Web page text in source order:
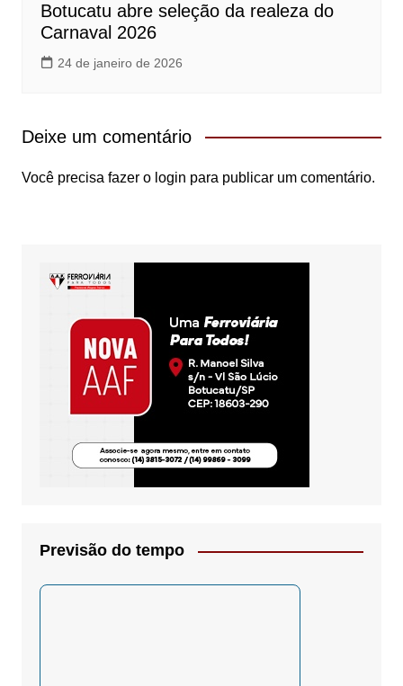
Botucatu abre seleção da realeza do
Carnaval 2026
24 de janeiro de 2026
Deixe um comentário
Você precisa fazer o login para publicar um comentário.
Previsão do tempo